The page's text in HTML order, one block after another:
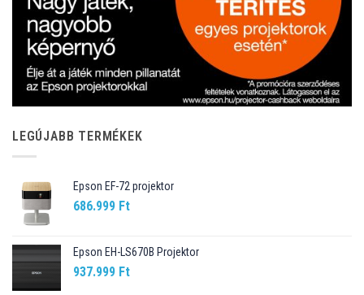
LEGÚJABB TERMÉKEK
Epson EF-72 projektor
686.999 Ft
Epson EH-LS670B Projektor
937.999 Ft